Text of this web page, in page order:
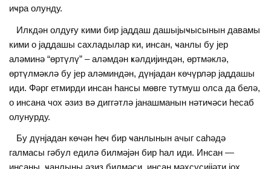
иҹра олунду.
Илкдән олдуғу кими бир jаддаш дашыjыҹысынын давамы
кими о jаддашы сахладылар ки, инсан, ҹанлы бу jер
аләминә “өртүлү” – аләмдән ҝәлдиjиндән, өртмәклә,
өртүлмәклә бу jер аләминдән, дүнjадан көчүрләр jаддашы
иди. Фәрг етмирди инсан һансы мөвге тутмуш олса да белә,
о инсана чох әзиз вә диггәтлә jанашманын нәтиҹәси һесаб
олунурду.
Бу дүнjадан көчән һеч бир ҹанлынын ачыг саһәдә
галмасы гәбул едилә билмәjән бир һал иди. Инсан —
инсаны, ҹанлыны әзиз билмәси, инсан мәхсусиjjәти jох,